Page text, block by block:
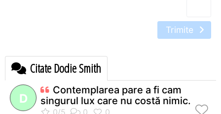
Trimite
Citate Dodie Smith
D
Contemplarea pare a fi cam
singurul lux care nu costă nimic.